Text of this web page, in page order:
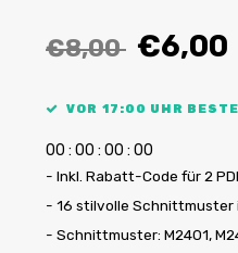
€8,00 €6,00
VOR 17:00 UHR
00 : 00 : 00 : 00
- Inkl. Rabatt-Code für 2
- 16 stilvolle Schnittmuster
- Schnittmuster: M2401,